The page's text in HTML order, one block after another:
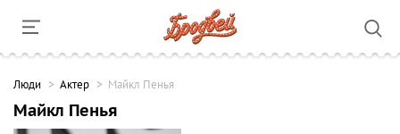
Люди Актер Майкл Пенья
Майкл Пенья